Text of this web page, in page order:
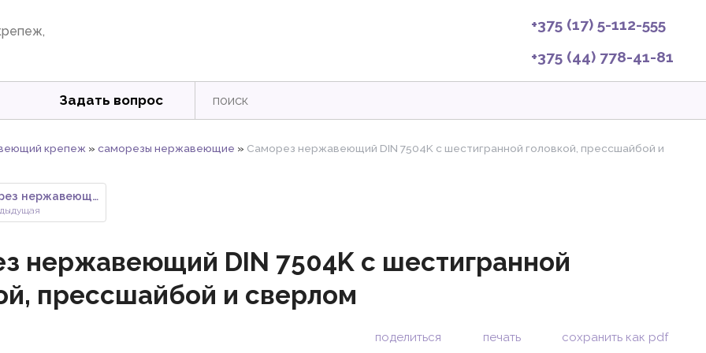
+375 (17) 5-112-555
+375 (44) 778-41-81
Задать вопрос
крепеж » саморезы нержавеющие » Саморез нержавеющий DIN 7504K с шестигранной головкой, прессшайбой и
Саморез нержавеющий DIN 7504M
нержавеющий DIN 7504K с шестигранной
прессшайбой и сверлом
поделиться печать сохранить как pdf